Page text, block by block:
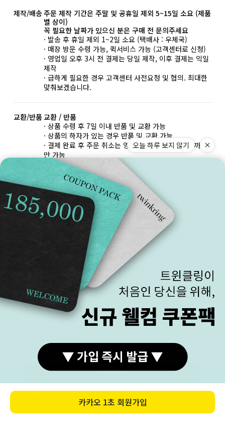
구매하기
제작/배송주문 제작 기간은 주말 및 공휴일 제외 5~15일 소요 (제품
별 상이)
꼭 필요한 날짜가 있으신 분은 구매 전 문의주세요
· 발송 후 휴일 제외 1~2일 소요 (택배사 : 우체국)
· 매장 방문 수령 가능, 퀵서비스 가능 (고객센터로 신청)
· 영업일 오후 3시 전 결제는 당일 제작, 이후 결제는 익일
제작
· 급하게 필요한 경우 고객센터 사전요청 및 협의. 최대한
맞춰보겠습니다.
교환/반품 교환 / 반품
· 상품 수령 후 7일 이내 반품 및 교환 가능
· 상품의 하자가 있는 경우 반품 및 교환 가능
· 결제 완료 후 주문 취소는 영업일 기준 오후 3시 전까지
만 가능
반품/교환 불가한 사유
· 상품 수령일부터 7일 이상 지난 경우
· 구매자 책임으로 상품의 멸시 또는 훼손된 경우
· 반지, 18k, 이니셜 각인, 특수한 사이즈의 팔찌 / 발찌 /
목걸이 등 구매자만을 위한 상품을 주문 제작한 경우.
(당일/익일 출고 상품을 제외한 모든 상품은 주문 제작입
니다.)
· 구매자의 요청에 따라 다이아몬드, 원석, 진주 등 보석을
주문 제작한 경우
택배 A/S
택배로 A/S를 보내실 경우 왕복 택배비는 고객님 부담입
주문 상품 발송 시 A/S 신청서를 같이 동봉하여 발송해 드
립니다.
A/S 신청서에 기재되어 있는 내용을 참고하여 해당 금액
과 함께 동봉해서 보내주시면 됩니다.
*100만 원 이상 고가 상품인 경우, 보험 가입 후 보내주시
주의사항 금 상품의 특성상 무른 성질을 가지고 있습니다.
유의하여 사용해 주세요.
이러한 변경은 기간과 횟수에 상관없이 무상으로 A/S가
가능합니다.(왕복 택배비 본인 부담)
*화이트 골드는 제작 후 마무리 단계에 도금이 들어가게
오늘 하루 보지 않기
카카오 1초 회원가입